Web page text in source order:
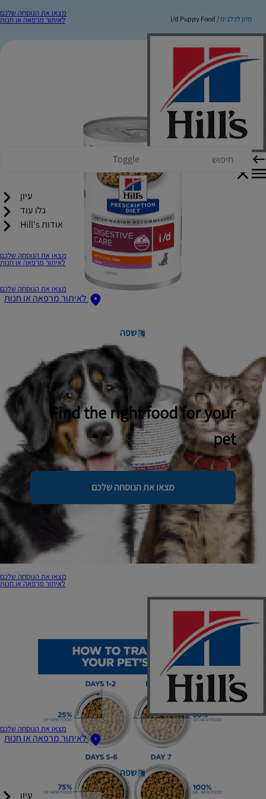
מצאו את הנוסחה שלכם
לאיתור מרפאה או חנות
Toggle
עיון
גלו עוד
אודות Hill's
מצאו את הנוסחה שלכם
לאיתור מרפאה או חנות
מצאו את הנוסחה שלכם
לאיתור מרפאה או חנות
שפה
Find the right food for your
pet
מצאו את הנוסחה שלכם
מצאו את הנוסחה שלכם
לאיתור מרפאה או חנות
מצאו את הנוסחה שלכם
לאיתור מרפאה או חנות
שפה
עיון
מזון לכלבים i/d Puppy Food